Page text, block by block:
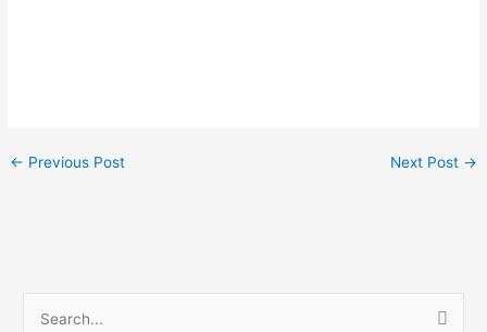
← Previous Post Next Post →